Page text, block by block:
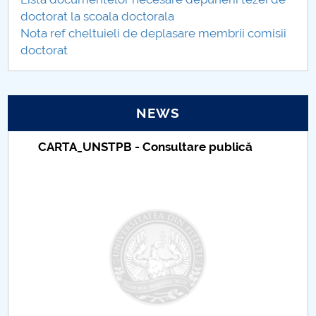
Regulations
Secretariat
Doctoral School Schedule
Doctoral School Council
EDUCATIONAL PLANS
Teze de doctorat
doctorat la scoala doctorala
Nota ref cheltuieli de deplasare membrii comisii
doctorat
NEWS
Taxe de școlarizare indexate – Centrul